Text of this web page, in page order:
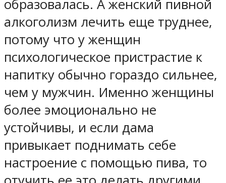
образовалась. А женский пивной
алкоголизм лечить еще труднее,
потому что у женщин
психологическое пристрастие к
напитку обычно гораздо сильнее,
чем у мужчин. Именно женщины
более эмоционально не
устойчивы, и если дама
привыкает поднимать себе
настроение с помощью пива, то